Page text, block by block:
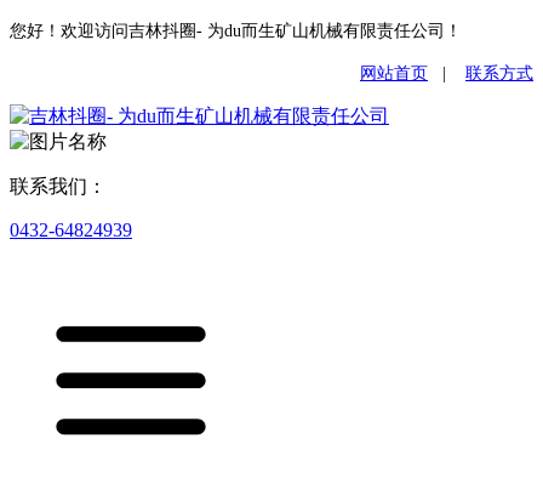
您好！欢迎访问吉林抖圈- 为du而生矿山机械有限责任公司！
网站首页 联系方式
联系我们：
0432-64824939